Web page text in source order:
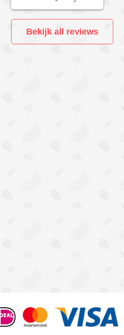
Bekijk all reviews